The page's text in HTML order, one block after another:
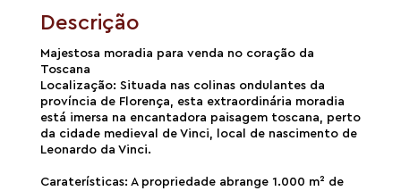
Descrição
Majestosa moradia para venda no coração da
Toscana
Localização: Situada nas colinas ondulantes da
província de Florença, esta extraordinária moradia
está imersa na encantadora paisagem toscana, perto
da cidade medieval de Vinci, local de nascimento de
Leonardo da Vinci.
Caraterísticas: A propriedade abrange 1.000 m² de